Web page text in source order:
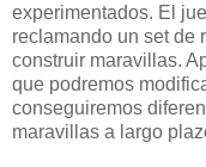
experimentados. El
reclamando un set de
construir maravillas.
que podremos
conseguiremos
maravillas a largo